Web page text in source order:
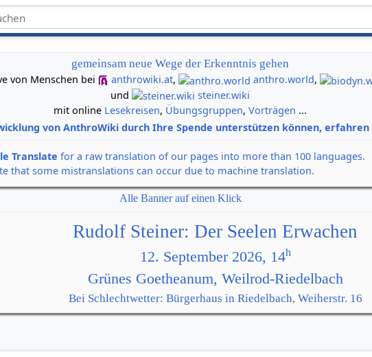
gemeinsam neue Wege der Erkenntnis gehen
von Menschen bei
anthrowiki.at, anthro.world,
und
steiner.wiki
mit online Lesekreisen, Übungsgruppen,Vorträgen ...
von AnthroWiki durch Ihre Spende unterstützen können, erfahren
Translate for a raw translation of our pages into more than 100 languages.
that some mistranslations can occur due to machine translation.
Alle Banner auf einen Klick
Rudolf Steiner: Der Seelen Erwachen
12. September 2026, 14h
Grünes Goetheanum, Weilrod-Riedelbach
Bei Schlechtwetter: Bürgerhaus in Riedelbach, Weiherstr. 16